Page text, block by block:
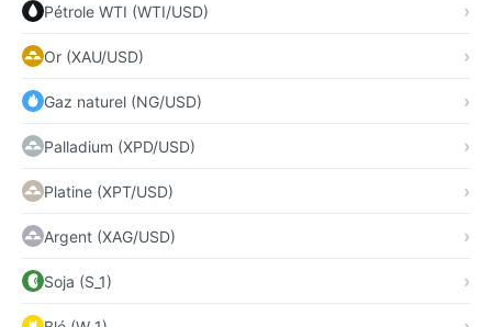
Pétrole WTI (WTI/USD)
Or (XAU/USD)
Gaz naturel (NG/USD)
Palladium (XPD/USD)
Platine (XPT/USD)
Argent (XAG/USD)
Soja (S_1)